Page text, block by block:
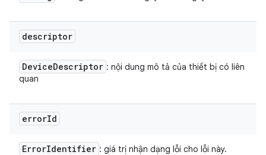
descriptor
DeviceDescriptor : nội dung mô tả của thiết bị có liên
quan
errorId
ErrorIdentifier : giá trị nhận dạng lỗi cho lỗi này.